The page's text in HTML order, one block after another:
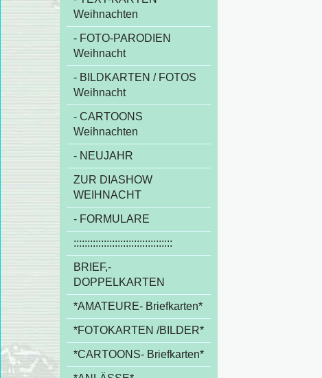
Weihnachten
- FOTO-PARODIEN
Weihnacht
- BILDKARTEN / FOTOS
Weihnacht
- CARTOONS
Weihnachten
- NEUJAHR
ZUR DIASHOW
WEIHNACHT
- FORMULARE
::::::::::::::::::::::::::::::::::::
BRIEF,-
DOPPELKARTEN
*AMATEURE- Briefkarten*
*FOTOKARTEN /BILDER*
*CARTOONS- Briefkarten*